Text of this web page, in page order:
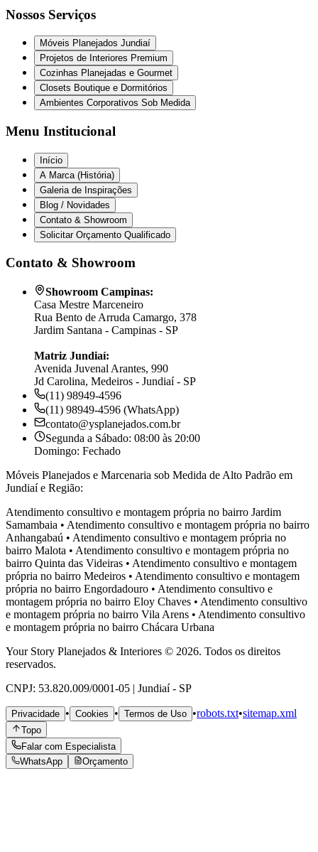
Nossos Serviços
Móveis Planejados Jundiaí
Projetos de Interiores Premium
Cozinhas Planejadas e Gourmet
Closets Boutique e Dormitórios
Ambientes Corporativos Sob Medida
Menu Institucional
Início
A Marca (História)
Galeria de Inspirações
Blog / Novidades
Contato & Showroom
Solicitar Orçamento Qualificado
Contato & Showroom
Showroom Campinas:
Casa Mestre Marceneiro
Rua Bento de Arruda Camargo, 378
Jardim Santana - Campinas - SP
Matriz Jundiaí:
Avenida Juvenal Arantes, 990
Jd Carolina, Medeiros - Jundiaí - SP
(11) 98949-4596
(11) 98949-4596 (WhatsApp)
contato@ysplanejados.com.br
Segunda a Sábado: 08:00 às 20:00
Domingo: Fechado
Móveis Planejados e Marcenaria sob Medida de Alto Padrão em
Jundiaí e Região:
Atendimento consultivo e montagem própria no bairro Jardim
Samambaia • Atendimento consultivo e montagem própria no bairro
Anhangabaú • Atendimento consultivo e montagem própria no
bairro Malota • Atendimento consultivo e montagem própria no
bairro Quinta das Videiras • Atendimento consultivo e montagem
própria no bairro Medeiros • Atendimento consultivo e montagem
própria no bairro Engordadouro • Atendimento consultivo e
montagem própria no bairro Eloy Chaves • Atendimento consultivo
e montagem própria no bairro Vila Arens • Atendimento consultivo
e montagem própria no bairro Chácara Urbana
Your Story Planejados & Interiores © 2026. Todos os direitos
reservados.
CNPJ: 53.820.009/0001-05 | Jundiaí - SP
Privacidade • Cookies • Termos de Uso •robots.txt•sitemap.xml
Topo
Falar com Especialista
WhatsApp
Orçamento